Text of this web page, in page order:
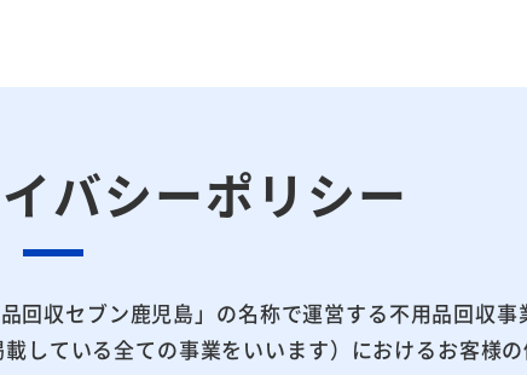
バシーポリシー
回収セブン鹿児島」の名称で運営する不用品回収事
いる全ての事業をいいます）におけるお客様の